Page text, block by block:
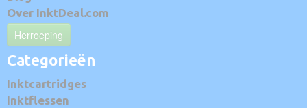
Over InktDeal.com
Herroeping
Categorieën
Inktcartridges
Inktflessen